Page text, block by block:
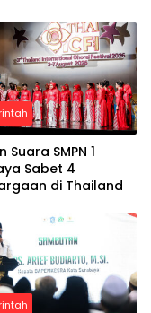
Suara SMPN 1
Sabet 4
di Thailand